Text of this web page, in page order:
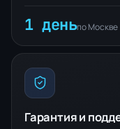
1 деньпо Москве
Гарантия и